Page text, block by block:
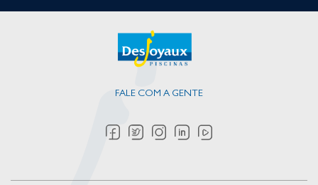
FALE COM A GENTE